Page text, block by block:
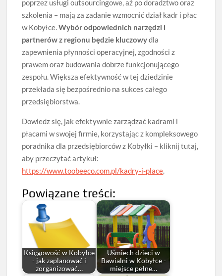
poprzez usługi outsourcingowe, aż po doradztwo oraz
szkolenia – mają za zadanie wzmocnić dział kadr i płac
w Kobyłce.Wybór odpowiednich narzędzi i
partnerów z regionu będzie kluczowydla
zapewnienia płynności operacyjnej, zgodności z
prawem oraz budowania dobrze funkcjonującego
zespołu. Większa efektywność w tej dziedzinie
przekłada się bezpośrednio na sukces całego
przedsiębiorstwa.
Dowiedz się, jak efektywnie zarządzać kadrami i
płacami w swojej firmie, korzystając z kompleksowego
poradnika dla przedsiębiorców z Kobyłki – kliknij tutaj,
aby przeczytać artykuł:
https://www.toobeeco.com.pl/kadry-i-place
Powiązane treści:
Księgowość w Kobyłce
- jak zaplanować i
zorganizować…
Uśmiech dzieci w
Bawialni w Kobyłce -
miejsce pełne…